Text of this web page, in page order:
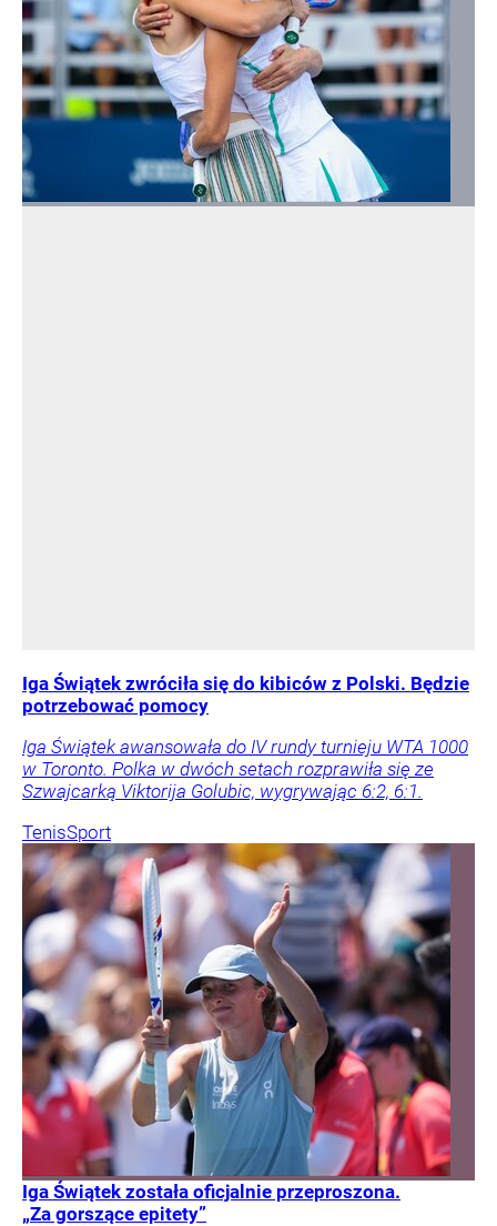
Iga Świątek zwróciła się do kibiców z Polski. Będzie
potrzebować pomocy
Iga Świątek awansowała do IV rundy turnieju WTA 1000
w Toronto. Polka w dwóch setach rozprawiła się ze
Szwajcarką Viktorija Golubic, wygrywając 6:2, 6:1.
TenisSport
Iga Świątek została oficjalnie przeproszona.
„Za gorszące epitety”